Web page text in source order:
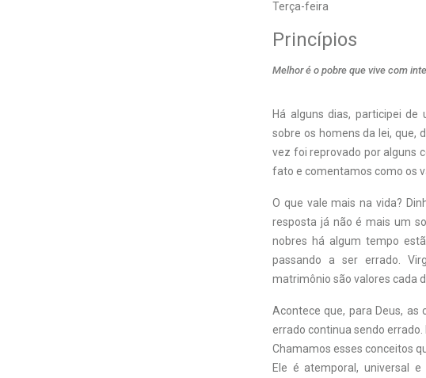
Terça-feira
Princípios
Melhor é o pobre que vive com
Há alguns dias, participei
sobre os homens da lei, que,
vez foi reprovado por alguns
fato e comentamos como os
O que vale mais na vida?
resposta já não é mais um
nobres há algum tempo
passando a ser errado.
matrimônio são valores cada
Acontece que, para Deus,
errado continua sendo errado.
Chamamos esses conceitos
Ele é atemporal, universal